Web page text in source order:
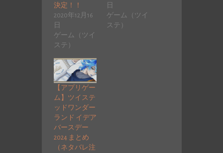
決定！！
2020年12月16
日
ゲーム（ツイ
ステ）
日
ゲーム（ツイ
ステ）
【アプリゲー
ム】ツイステ
ッドワンダー
ランド イデア
バースデー
2024 まとめ
（ネタバレ注